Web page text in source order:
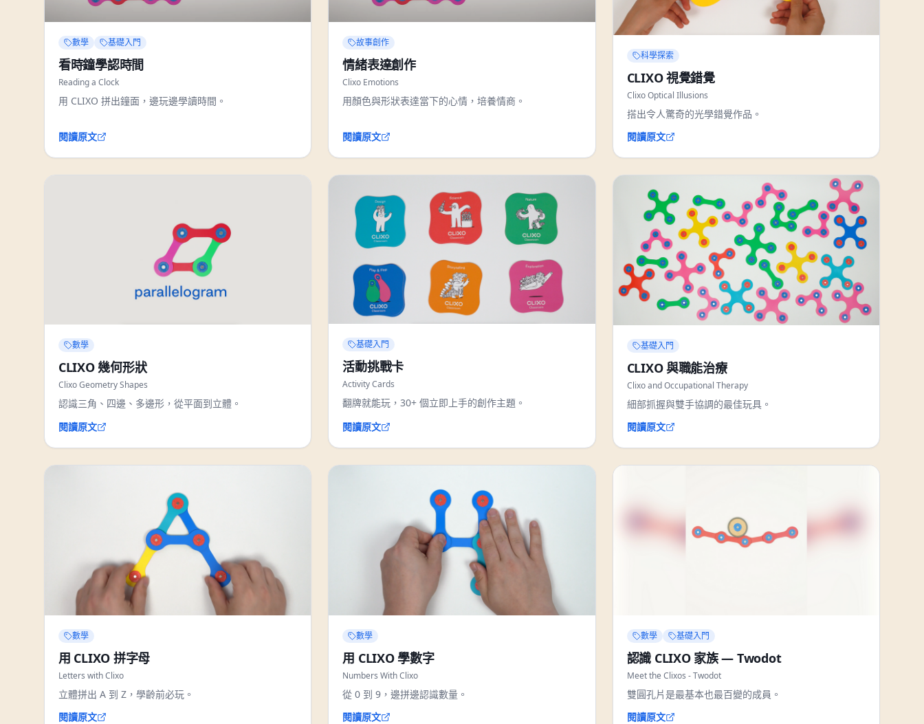
數學 基礎入門
看時鐘學認時間
Reading a Clock
用 CLIXO 拼出鐘面，邊玩邊學讀時間。
閱讀原文
故事創作
情緒表達創作
Clixo Emotions
用顏色與形狀表達當下的心情，培養情商。
閱讀原文
科學探索
CLIXO 視覺錯覺
Clixo Optical Illusions
搭出令人驚奇的光學錯覺作品。
閱讀原文
數學
CLIXO 幾何形狀
Clixo Geometry Shapes
認識三角、四邊、多邊形，從平面到立體。
閱讀原文
基礎入門
活動挑戰卡
Activity Cards
翻牌就能玩，30+ 個立即上手的創作主題。
閱讀原文
基礎入門
CLIXO 與職能治療
Clixo and Occupational Therapy
細部抓握與雙手協調的最佳玩具。
閱讀原文
數學
用 CLIXO 拼字母
Letters with Clixo
立體拼出 A 到 Z，學齡前必玩。
閱讀原文
數學
用 CLIXO 學數字
Numbers With Clixo
從 0 到 9，邊拼邊認識數量。
閱讀原文
數學 基礎入門
認識 CLIXO 家族 — Twodot
Meet the Clixos - Twodot
雙圓孔片是最基本也最百變的成員。
閱讀原文